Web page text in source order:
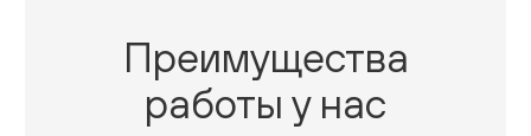
Преимущества
работы у нас